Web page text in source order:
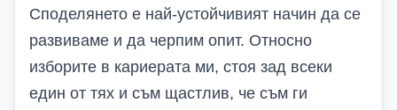
Споделянето е най-устойчивият начин да се
развиваме и да черпим опит. Относно
изборите в кариерата ми, стоя зад всеки
един от тях и съм щастлив, че съм ги